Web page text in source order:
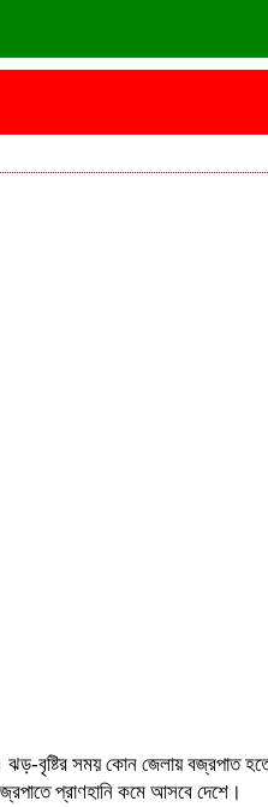
বৃষ্টির সময় কোন জেলায় বজ্রপাত
প্রাণহানি কমে আসবে দেশে।